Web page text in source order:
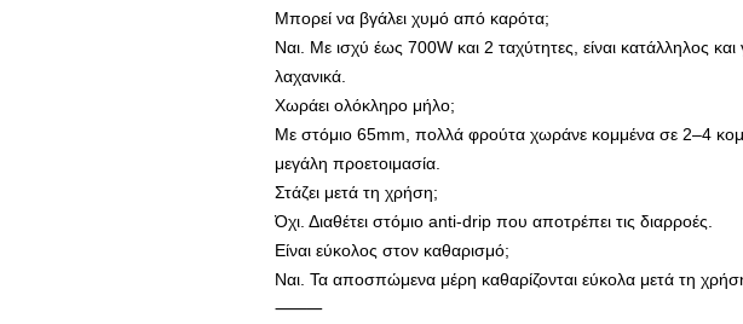
Μπορεί να βγάλει χυμό από καρότα;
Ναι. Με ισχύ έως 700W και 2 ταχύτητες, είναι κατάλληλος και
λαχανικά.
Χωράει ολόκληρο μήλο;
Με στόμιο 65mm, πολλά φρούτα χωράνε κομμένα σε 2–4
μεγάλη προετοιμασία.
Στάζει μετά τη χρήση;
Όχι. Διαθέτει στόμιο anti-drip που αποτρέπει τις διαρροές.
Είναι εύκολος στον καθαρισμό;
Ναι. Τα αποσπώμενα μέρη καθαρίζονται εύκολα μετά τη
⸻